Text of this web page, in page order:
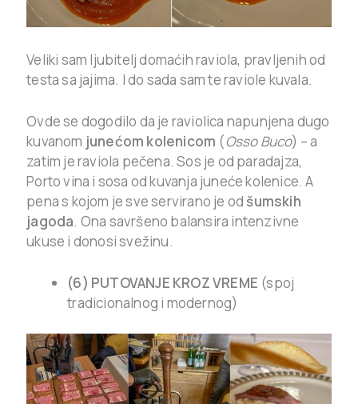
Veliki sam ljubitelj domaćih raviola, pravljenih od
testa sa jajima. I do sada sam te raviole kuvala.
Ovde se dogodilo da je raviolica napunjena dugo
kuvanom junećom kolenicom (Osso Buco) – a
zatim je raviola pečena. Sos je od paradajza,
Porto vina i sosa od kuvanja juneće kolenice. A
pena s kojom je sve servirano je od šumskih
jagoda. Ona savršeno balansira intenzivne
ukuse i donosi svežinu.
(6) PUTOVANJE KROZ VREME (spoj
tradicionalnog i modernog)